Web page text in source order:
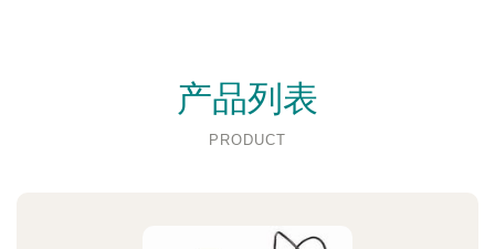
产品列表
PRODUCT